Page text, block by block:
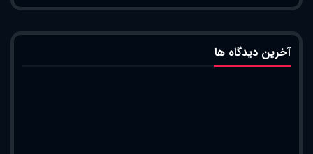
آخرین دیدگاه ها